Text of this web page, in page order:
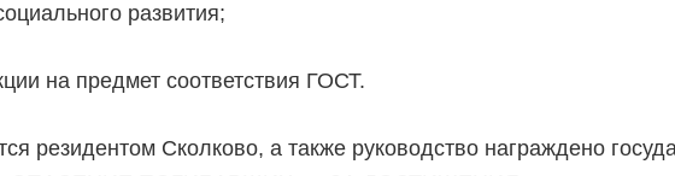
развития;
на предмет соответствия ГОСТ.
резидентом Сколково, а также руководство награждено